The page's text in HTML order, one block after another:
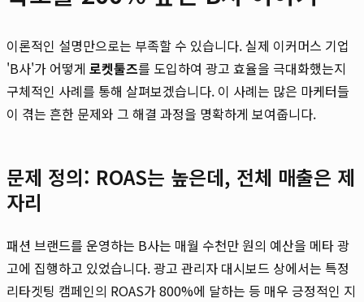
이론적인 설명만으로는 부족할 수 있습니다. 실제 이커머스 기업
'B사'가 어떻게 로켓툴즈를 도입하여 광고 효율을 극대화했는지
구체적인 사례를 통해 살펴보겠습니다. 이 사례는 많은 마케터들
이 겪는 흔한 문제와 그 해결 과정을 명확하게 보여줍니다.
문제 정의: ROAS는 높은데, 전체 매출은 제
자리
패션 브랜드를 운영하는 B사는 매월 수천만 원의 예산을 메타 광
고에 집행하고 있었습니다. 광고 관리자 대시보드 상에서는 특정
리타겟팅 캠페인의 ROAS가 800%에 달하는 등 매우 긍정적인 지